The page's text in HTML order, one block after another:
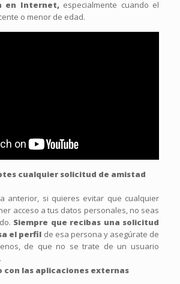
en Internet, especialmente cuando el
o menor de edad.
cualquier solicitud de amistad
anterior, si quieres evitar que cualquier
acceso a tus datos personales, no seas
Siempre que recibas una solicitud
el perfil de esa persona y asegúrate de
de que no se trate de un usuario
.
con las aplicaciones externas